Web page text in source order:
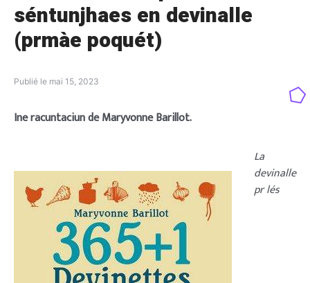
séntunjhaes en devinalle
(prmàe poquét)
Publié le mai 15, 2023
Ine racuntaciun de Maryvonne Barillot.
La
devinalle
pr lés